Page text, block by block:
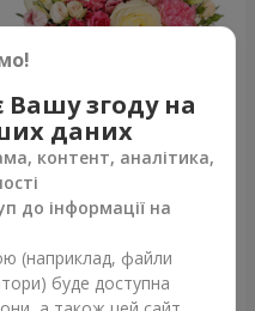
Квіти в коробці "Помпадур"
Замовити
Вашу згоду на
даних
контент, аналітика,
до інформації на
(наприклад, файли
буде доступна